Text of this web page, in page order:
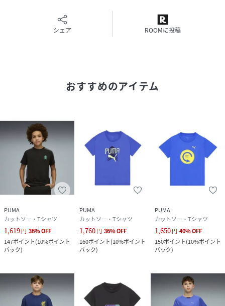
メイン素材:シングルジャージー
襟：クルーネック
キッズ
素材
本体:コットン100%,袖上部:ポリエステル100%,
衿:コットン70%ポリエステル30%
サイズ
品番
シェア ROOMに投稿
おすすめのアイテム
PUMA
カットソー・Tシャツ
1,619円 36%OFF
147ポイント(10%ポイント
バック)
PUMA
カットソー・Tシャツ
1,760円 36%OFF
160ポイント(10%ポイント
バック)
PUMA
カットソー・Tシャツ
1,650円 40%OFF
150ポイント(10%ポイント
バック)